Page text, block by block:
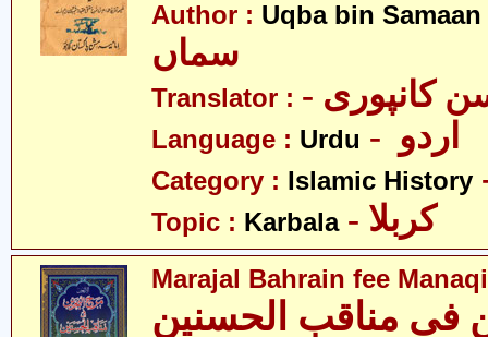
Author : Uqba bin Samaan
سماں
Translator : کانپوری
Language : Urdu
Category : Islamic History
Topic : Karbala - کربلا
Marajal Bahrain fee
فی مناقب الحسنین